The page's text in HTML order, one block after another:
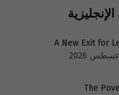
A New Exit for
The